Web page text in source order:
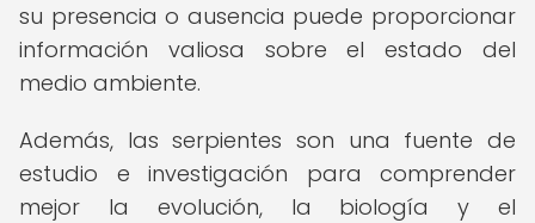
su presencia o ausencia puede proporcionar
información valiosa sobre el estado del
medio ambiente.
Además, las serpientes son una fuente de
estudio e investigación para comprender
mejor la evolución, la biología y el